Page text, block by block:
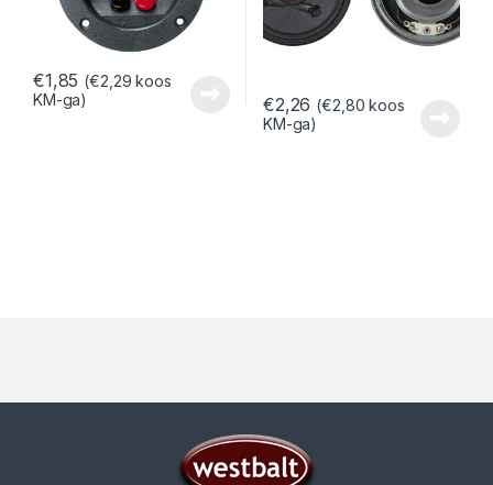
€1,85 (€2,29 koos
KM-ga)
€2,26 (€2,80 koos
KM-ga)